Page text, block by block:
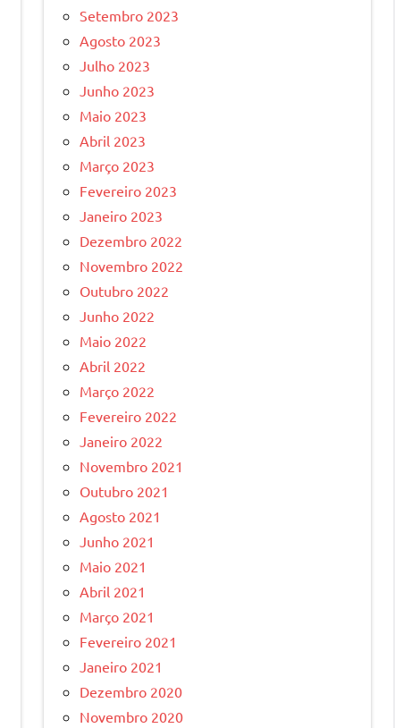
Setembro 2023
Agosto 2023
Julho 2023
Junho 2023
Maio 2023
Abril 2023
Março 2023
Fevereiro 2023
Janeiro 2023
Dezembro 2022
Novembro 2022
Outubro 2022
Junho 2022
Maio 2022
Abril 2022
Março 2022
Fevereiro 2022
Janeiro 2022
Novembro 2021
Outubro 2021
Agosto 2021
Junho 2021
Maio 2021
Abril 2021
Março 2021
Fevereiro 2021
Janeiro 2021
Dezembro 2020
Novembro 2020